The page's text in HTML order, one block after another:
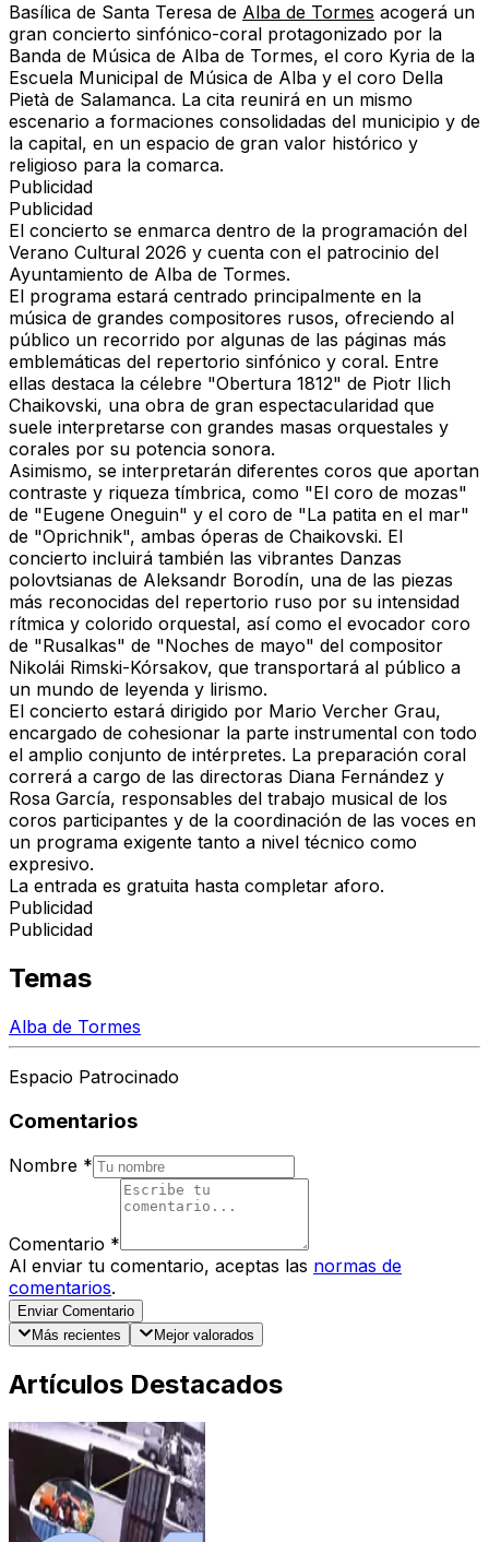
Basílica de Santa Teresa de Alba de Tormes acogerá un
gran concierto sinfónico-coral protagonizado por la
Banda de Música de Alba de Tormes, el coro Kyria de la
Escuela Municipal de Música de Alba y el coro Della
Pietà de Salamanca. La cita reunirá en un mismo
escenario a formaciones consolidadas del municipio y de
la capital, en un espacio de gran valor histórico y
religioso para la comarca.
Publicidad
Publicidad
El concierto se enmarca dentro de la programación del
Verano Cultural 2026 y cuenta con el patrocinio del
Ayuntamiento de Alba de Tormes.
El programa estará centrado principalmente en la
música de grandes compositores rusos, ofreciendo al
público un recorrido por algunas de las páginas más
emblemáticas del repertorio sinfónico y coral. Entre
ellas destaca la célebre "Obertura 1812" de Piotr Ilich
Chaikovski, una obra de gran espectacularidad que
suele interpretarse con grandes masas orquestales y
corales por su potencia sonora.
Asimismo, se interpretarán diferentes coros que aportan
contraste y riqueza tímbrica, como "El coro de mozas"
de "Eugene Oneguin" y el coro de "La patita en el mar"
de "Oprichnik", ambas óperas de Chaikovski. El
concierto incluirá también las vibrantes Danzas
polovtsianas de Aleksandr Borodín, una de las piezas
más reconocidas del repertorio ruso por su intensidad
rítmica y colorido orquestal, así como el evocador coro
de "Rusalkas" de "Noches de mayo" del compositor
Nikolái Rimski-Kórsakov, que transportará al público a
un mundo de leyenda y lirismo.
El concierto estará dirigido por Mario Vercher Grau,
encargado de cohesionar la parte instrumental con todo
el amplio conjunto de intérpretes. La preparación coral
correrá a cargo de las directoras Diana Fernández y
Rosa García, responsables del trabajo musical de los
coros participantes y de la coordinación de las voces en
un programa exigente tanto a nivel técnico como
expresivo.
La entrada es gratuita hasta completar aforo.
Publicidad
Publicidad
Temas
Alba de Tormes
Espacio Patrocinado
Comentarios
Nombre *
Comentario *
Al enviar tu comentario, aceptas las normas de
comentarios.
Enviar Comentario
Más recientes
Mejor valorados
Artículos Destacados